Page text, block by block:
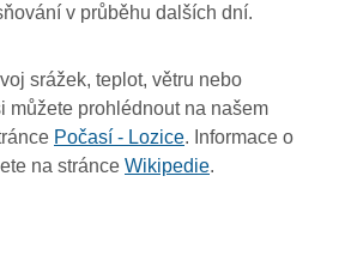
v průběhu dalších dní.
srážek, teplot, větru nebo
můžete prohlédnout na našem
Počasí - Lozice. Informace o
na stránce Wikipedie.